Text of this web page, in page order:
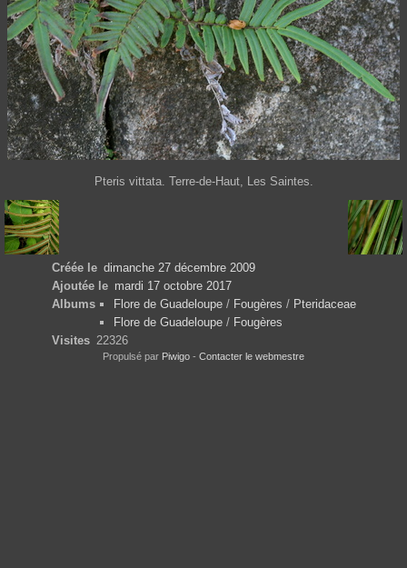
Pteris vittata. Terre-de-Haut, Les Saintes.
Créée le dimanche 27 décembre 2009
Ajoutée le mardi 17 octobre 2017
Albums
Flore de Guadeloupe/ Fougères / Pteridaceae
Flore de Guadeloupe/ Fougères
Visites 22326
Propulsé par Piwigo - Contacter le webmestre